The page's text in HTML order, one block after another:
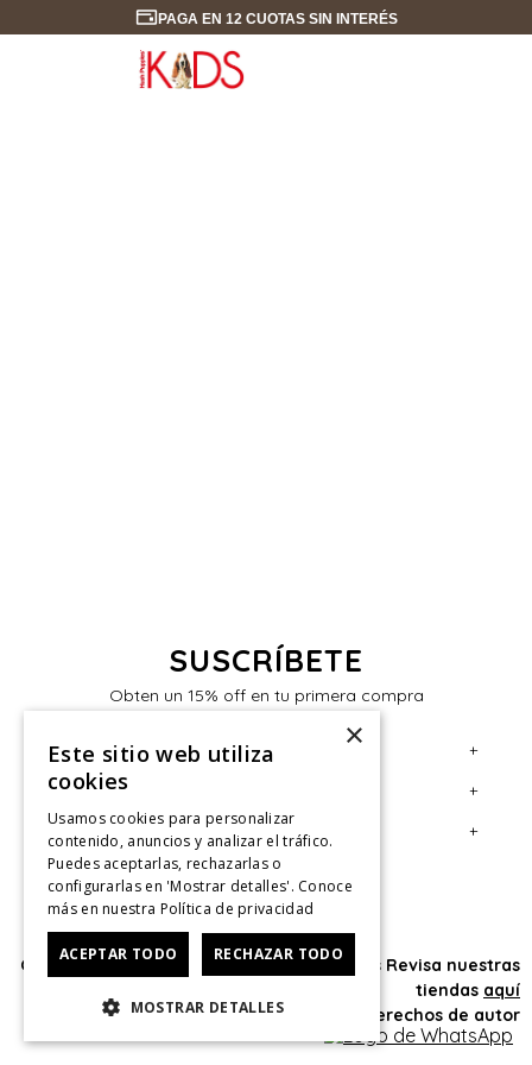
PAGA EN 12 CUOTAS SIN INTERÉS
SUSCRÍBETE
Obten un 15% off en tu primera compra
Servicio al Consumidor +
Centro de Ayuda
Contáctanos
Giftcard
Retiro en tienda
Tiendas
CyberMonday
Legal +
Términos y Condiciones
Políticas de Despacho
Cambios, Retracto y Garantía
Políticas de Privacidad
Política de Privacidad de Marketing
Cuenta +
Mi Cuenta
Sigue tu compra
Historial de Compras
¿Dónde viene mi compra?
Oficina: Av. Las Condes #11281 - Las Condes Revisa nuestras
tiendas aquí
© 2025 HushPuppies Kids derechos de autor
×
Este sitio web utiliza
cookies
Usamos cookies para personalizar
contenido, anuncios y analizar el tráfico.
Puedes aceptarlas, rechazarlas o
configurarlas en 'Mostrar detalles'. Conoce
más en nuestra Política de privacidad
ACEPTAR TODO RECHAZAR TODO
MOSTRAR DETALLES